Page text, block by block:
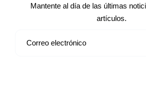
Mantente al día de las últimas
artículos.